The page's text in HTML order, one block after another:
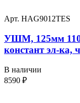
Арт. HAG9012TES
УШМ, 125мм
констант эл-ка,
В наличии
8590 ₽